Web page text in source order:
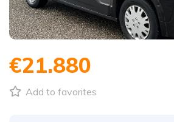
€21.880
Add to favorites